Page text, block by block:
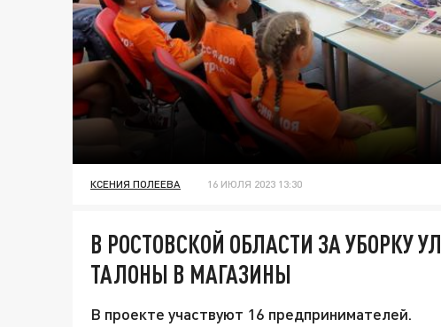
КСЕНИЯ ПОЛЕЕВА 16 ИЮЛЯ 2023 13:30
В РОСТОВСКОЙ ОБЛАСТИ ЗА УБОРКУ
ТАЛОНЫ В МАГАЗИНЫ
В проекте участвуют 16 предпринимателей.